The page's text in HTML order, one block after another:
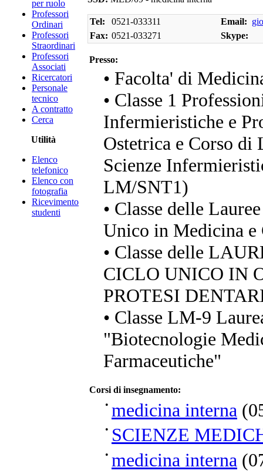
per ruolo
Professori
Ordinari
Professori
Straordinari
Professori
Associati
Ricercatori
Personale
tecnico
A contratto
Cerca
Utilità
Elenco
telefonico
Elenco con
fotografia
Ricevimento
studenti
Tel: 0521-033311 Email:
Fax: 0521-033271 Skype:
Presso:
• Facolta' di
• Classe 1
Infermieristiche e
Ostetrica e Corso di
Scienze
LM/SNT1)
• Classe delle
Unico in Medicina e
• Classe delle
CICLO UNICO IN
PROTESI
• Classe LM-9
"Biotecnologie
Farmaceutiche"
Corsi di insegnamento:
• medicina interna
• SCIENZE
• medicina interna